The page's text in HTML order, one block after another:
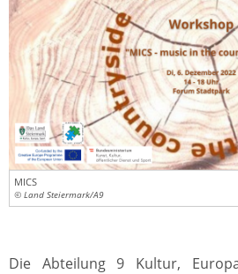
MICS
© Land Steiermark/A9
Die Abteilung 9 Kultur,